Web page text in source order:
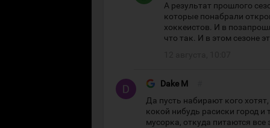
А результат прошлого
которые понабрали
хоккеистов. И в
что так. И в этом сезоне
Dake M
Да пусть набирают кого
кокой нибудь расиски город
мусорка, откуда питаются